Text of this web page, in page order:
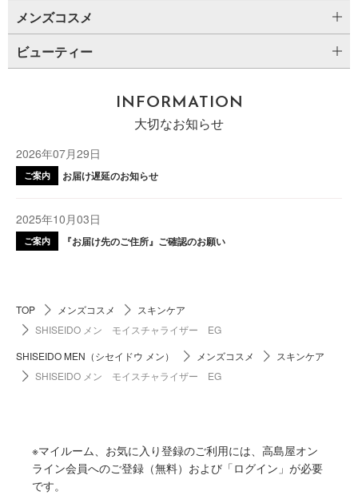
メンズコスメ
ビューティー
INFORMATION
大切なお知らせ
2026年07月29日
ご案内 お届け遅延のお知らせ
2025年10月03日
ご案内 『お届け先のご住所』ご確認のお願い
TOP メンズコスメ
スキンケア
SHISEIDO メン モイスチャライザー EG
SHISEIDO MEN（シセイドウ メン）
メンズコスメ
スキンケア
SHISEIDO メン モイスチャライザー EG
※マイルーム、お気に入り登録のご利用には、高島屋オン
ライン会員へのご登録（無料）および「ログイン」が必要
です。